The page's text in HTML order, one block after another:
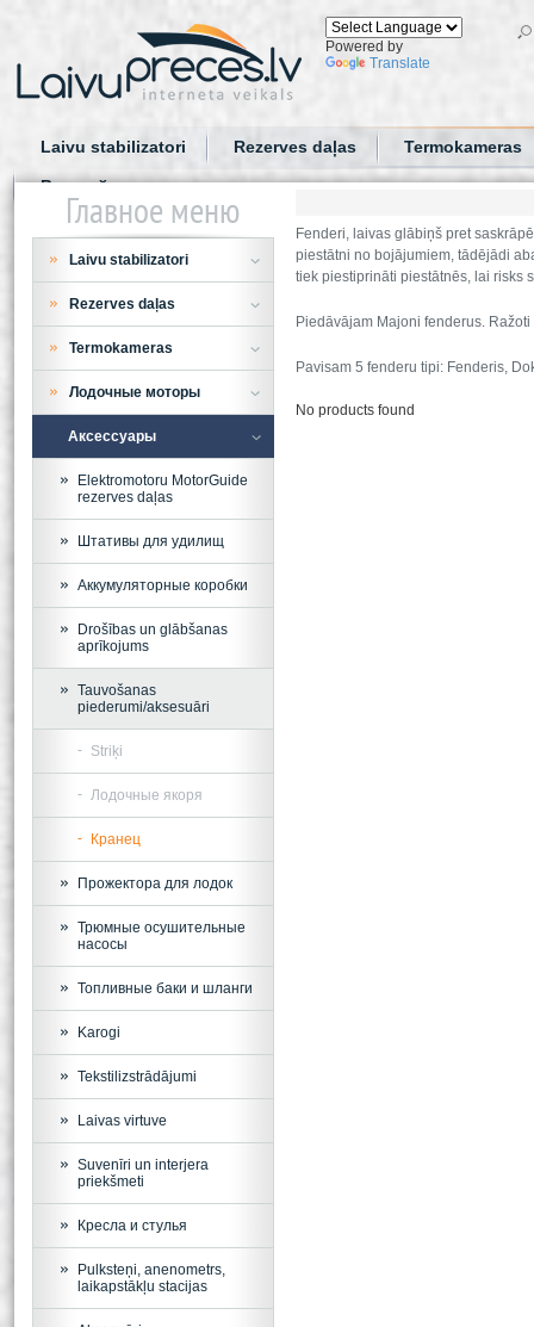
Powered by
Translate
Laivu stabilizatori Rezerves daļas Termokameras
Водный спорт
Fenderi, laivas glābiņš pret
piestātni no bojājumiem, tādējādi
tiek piestiprināti piestātnēs, lai risks
Piedāvājam Majoni fenderus.
Pavisam 5 fenderu tipi: Fenderis,
No products found
Главное меню
Laivu stabilizatori
Rezerves daļas
Termokameras
Лодочные моторы
Аксессуары
Elektromotoru MotorGuide
rezerves daļas
Штативы для удилищ
Аккумуляторные коробки
Drošības un glābšanas
aprīkojums
Tauvošanas
piederumi/aksesuāri
Striķi
Лодочные якоря
Кранец
Прожектора для лодок
Трюмные осушительные
насосы
Топливные баки и шланги
Karogi
Tekstilizstrādājumi
Laivas virtuve
Suvenīri un interjera
priekšmeti
Кресла и стулья
Pulksteņi, anenometrs,
laikapstākļu stacijas